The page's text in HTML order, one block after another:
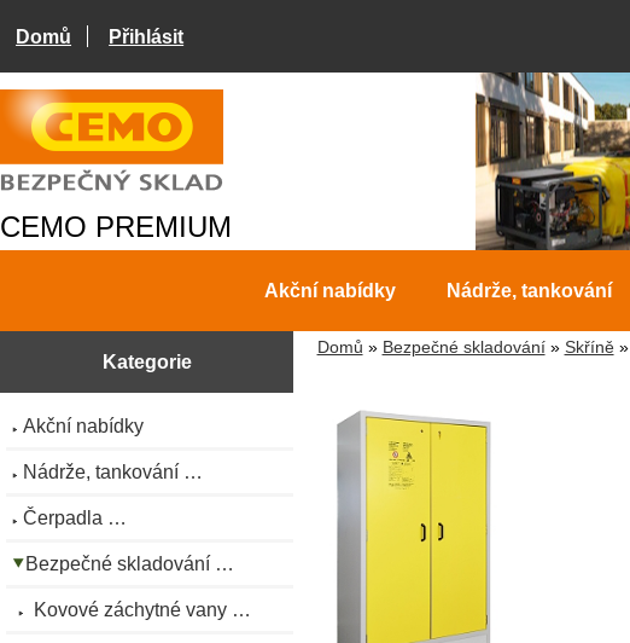
Domů Přihlásit
CEMO PREMIUM
Akční nabídky Nádrže, tankování
Kategorie
Akční nabídky
Nádrže, tankování …
Čerpadla …
Bezpečné skladování …
Kovové záchytné vany …
Domů » Bezpečné skladování» Skříně»